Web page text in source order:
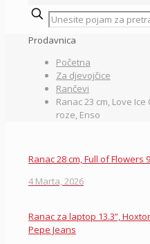
Prodavnica
Početna
Za djevojčice
Rančevi
Ranac 23 cm, Love Ice
roze, Enso
Ranac 28 cm, Full of Flowers
4 Marta, 2026
Ranac za laptop 13.3”,
Pepe Jeans